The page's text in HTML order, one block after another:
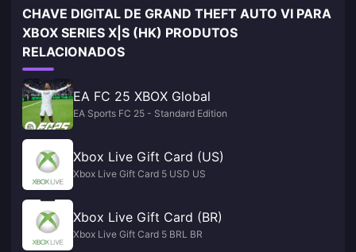
CHAVE DIGITAL DE GRAND THEFT AUTO VI PARA
XBOX SERIES X|S (HK) PRODUTOS
RELACIONADOS
EA FC 25 XBOX Global
EA Sports FC 25 - Standard Edition
Xbox Live Gift Card (US)
Xbox Live Gift Card 5 USD US
Xbox Live Gift Card (BR)
Xbox Live Gift Card 5 BRL BR